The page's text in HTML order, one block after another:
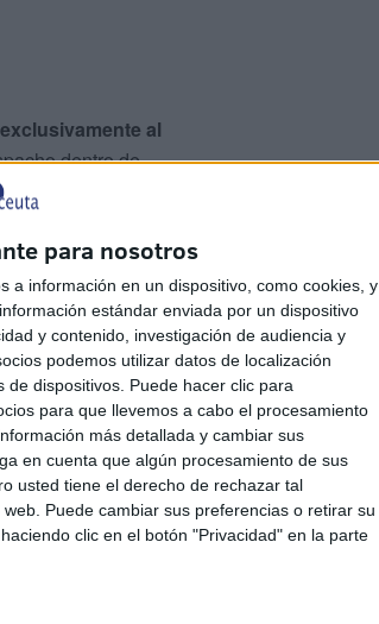
para nosotros
a información en un dispositivo, como cookies, y
estándar enviada por un dispositivo
y contenido, investigación de audiencia y
podemos utilizar datos de localización
dispositivos. Puede hacer clic para
para que llevemos a cabo el procesamiento
más detallada y cambiar sus
en cuenta que algún procesamiento de sus
usted tiene el derecho de rechazar tal
Puede cambiar sus preferencias o retirar su
clic en el botón "Privacidad" en la parte
al
dentro de
a la
incluido
en el caso poco
a la